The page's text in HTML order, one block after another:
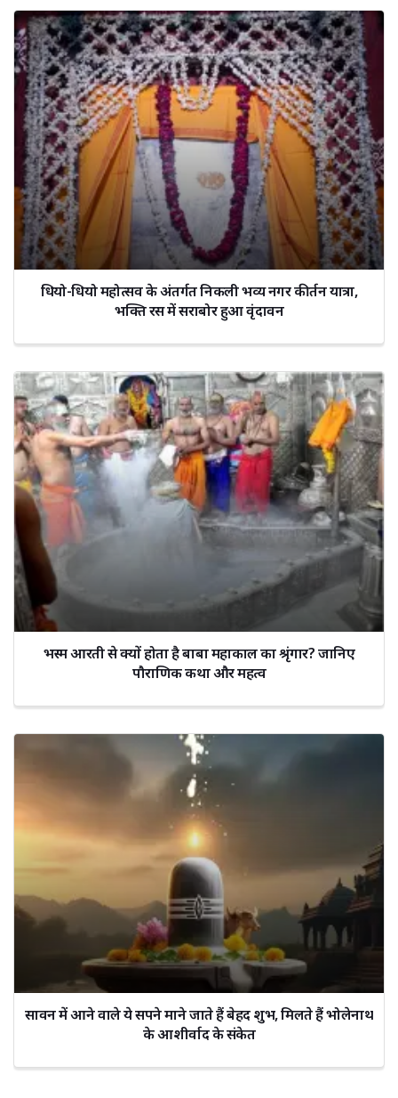
धियो-धियो महोत्सव के अंतर्गत निकली भव्य नगर कीर्तन यात्रा,
भक्ति रस में सराबोर हुआ वृंदावन
भस्म आरती से क्यों होता है बाबा महाकाल का श्रृंगार? जानिए
पौराणिक कथा और महत्व
सावन में आने वाले ये सपने माने जाते हैं बेहद शुभ, मिलते हैं भोलेनाथ
के आशीर्वाद के संकेत